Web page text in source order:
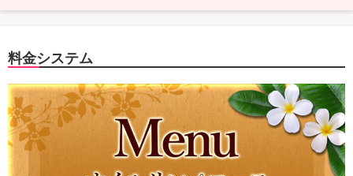
料金システム